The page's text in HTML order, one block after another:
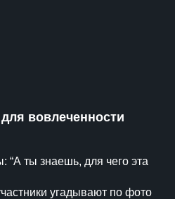
вовлеченности
“А ты знаешь, для чего эта
угадывают по фото